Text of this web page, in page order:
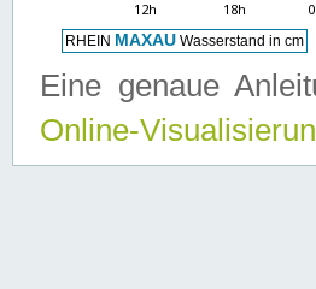
Eine genaue
Online-